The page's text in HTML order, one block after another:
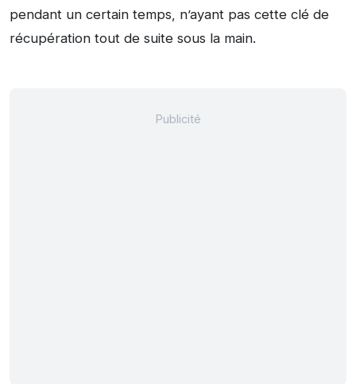
pendant un certain temps, n’ayant pas cette clé de
récupération tout de suite sous la main.